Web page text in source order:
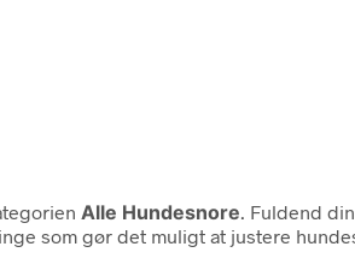
Alle Hundesnore . Fuldend
som gør det muligt at justere